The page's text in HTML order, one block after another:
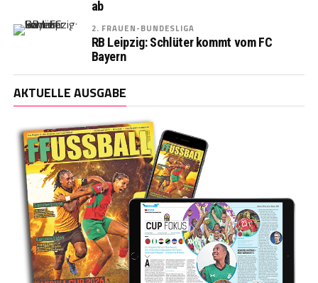
ab
2. FRAUEN-BUNDESLIGA
RB Leipzig: Schlüter kommt vom FC
Bayern
AKTUELLE AUSGABE